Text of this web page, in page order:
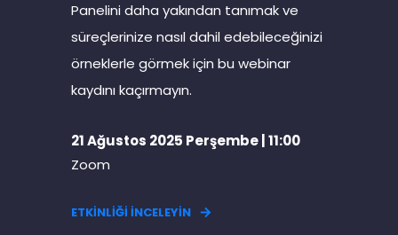
Panelini daha yakından tanımak ve
süreçlerinize nasıl dahil edebileceğinizi
örneklerle görmek için bu webinar
kaydını kaçırmayın.
21 Ağustos 2025 Perşembe | 11:00
Zoom
ETKİNLİĞİ İNCELEYİN